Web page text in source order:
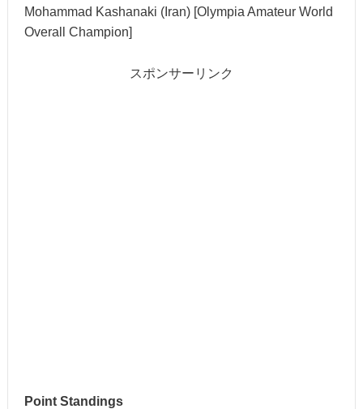
Mohammad Kashanaki (Iran) [Olympia Amateur World
Overall Champion]
スポンサーリンク
Point Standings